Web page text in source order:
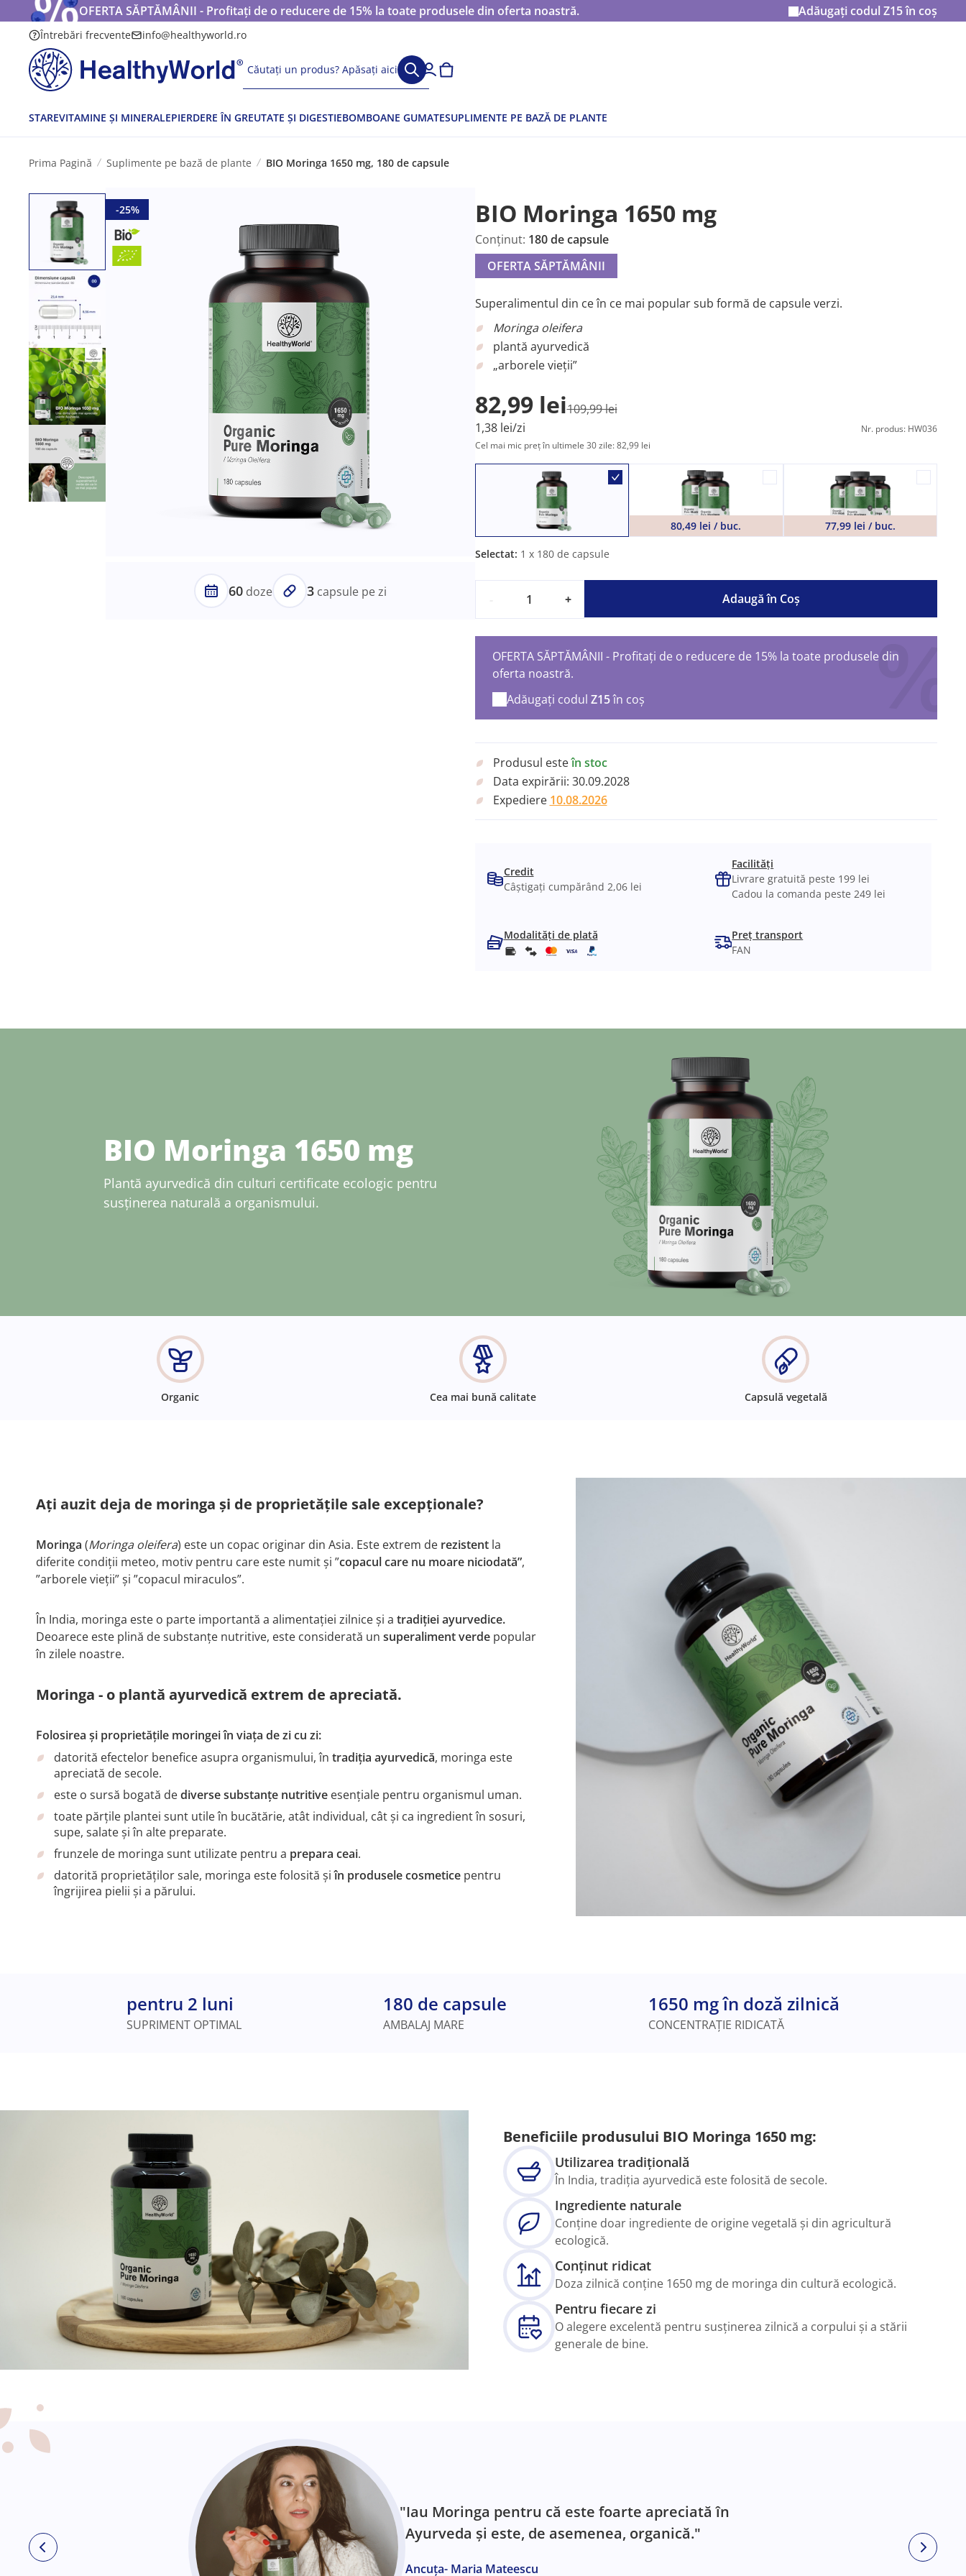
OFERTA SĂPTĂMÂNII - Profitați de o reducere de 15% la toate produsele din oferta noastră. Adăugați codul Z15în coș
Întrebări frecvente info@healthyworld.ro
Căutați un produs? Apăsați aici
STAREVITAMINE ȘI MINERALEPIERDERE ÎN GREUTATE ȘI DIGESTIEBOMBOANE GUMATESUPLIMENTE PE BAZĂ DE PLANTE
Prima Pagină Suplimente pe bază de plante BIO Moringa 1650 mg, 180 de capsule
-25%
60doze 3capsule pe zi
BIO Moringa 1650 mg
Conținut: 180 de capsule
OFERTA SĂPTĂMÂNII
Superalimentul din ce în ce mai popular sub formă de capsule verzi.
Moringa oleifera
plantă ayurvedică
„arborele vieții”
82,99 lei109,99 lei
1,38 lei/zi
Nr. produs: HW036
Cel mai mic preț în ultimele 30 zile: 82,99 lei
80,49 lei / buc. 77,99 lei / buc.
Selectat: 1 x 180 de capsule
+ Adaugă în Coş
OFERTA SĂPTĂMÂNII - Profitați de o reducere de 15% la toate produsele din
oferta noastră.
Adăugați codul Z15în coș
Produsul esteîn stoc
Data expirării: 30.09.2028
Expediere 10.08.2026
Credit
Câștigați cumpărând 2,06 lei
Facilități
Livrare gratuită peste 199 lei
Cadou la comanda peste 249 lei
Modalități de plată
Preț transport
FAN
BIO Moringa 1650 mg
Plantă ayurvedică din culturi certificate ecologic pentru
susținerea naturală a organismului.
Organic Cea mai bună calitate Capsulă vegetală
Aţi auzit deja de moringa și de proprietățile sale excepţionale?
Moringa (Moringa oleifera) este un copac originar din Asia. Este extrem de rezistent la
diferite condiții meteo, motiv pentru care este numit și ”copacul care nu moare niciodată”,
”arborele vieții” și ”copacul miraculos”.
În India, moringa este o parte importantă a alimentației zilnice și a tradiției ayurvedice.
Deoarece este plină de substanțe nutritive, este considerată un superaliment verde popular
în zilele noastre.
Moringa - o plantă ayurvedică extrem de apreciată.
Folosirea și proprietățile moringei în viața de zi cu zi:
datorită efectelor benefice asupra organismului, în tradiția ayurvedică, moringa este
apreciată de secole.
este o sursă bogată dediverse substanțe nutritive esențiale pentru organismul uman.
toate părțile plantei sunt utile în bucătărie, atât individual, cât și ca ingredient în sosuri,
supe, salate și în alte preparate.
frunzele de moringa sunt utilizate pentru a prepara ceai.
datorită proprietăților sale, moringa este folosită șiîn produsele cosmetice pentru
îngrijirea pielii și a părului.
pentru 2 luni
SUPRIMENT OPTIMAL
180 de capsule
AMBALAJ MARE
1650 mg în doză zilnică
CONCENTRAȚIE RIDICATĂ
Beneficiile produsului BIO Moringa 1650 mg:
Utilizarea tradițională
În India, tradiția ayurvedică este folosită de secole.
Ingrediente naturale
Conține doar ingrediente de origine vegetală și din agricultură
ecologică.
Conținut ridicat
Doza zilnică conține 1650 mg de moringa din cultură ecologică.
Pentru fiecare zi
O alegere excelentă pentru susținerea zilnică a corpului și a stării
generale de bine.
"Iau Moringa pentru că este foarte apreciată în
Ayurveda și este, de asemenea, organică."
Ancuța- Maria Mateescu